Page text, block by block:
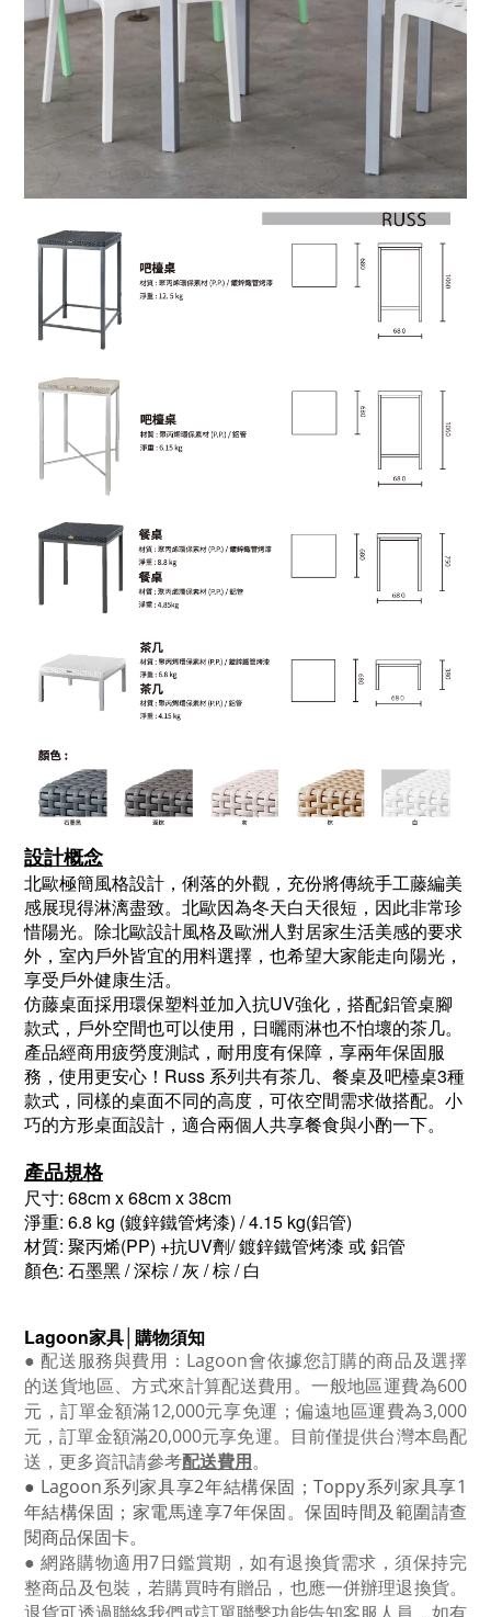
設計概念
北歐極簡風格設計，俐落的外觀，充份將傳統手工藤編美
感展現得淋漓盡致。北歐因為冬天白天很短，因此非常珍
惜陽光。除北歐設計風格及歐洲人對居家生活美感的要求
外，室內戶外皆宜的用料選擇，也希望大家能走向陽光，
享受戶外健康生活。
仿藤桌面採用環保塑料並加入抗UV強化，搭配鋁管桌腳
款式，戶外空間也可以使用，日曬雨淋也不怕壞的茶几。
產品經商用疲勞度測試，耐用度有保障，享兩年保固服
務，使用更安心！Russ 系列共有茶几、餐桌及吧檯桌3種
款式，同樣的桌面不同的高度，可依空間需求做搭配。小
巧的方形桌面設計，適合兩個人共享餐食與小酌一下。
產品規格
尺寸: 68cm x 68cm x 38cm
淨重: 6.8 kg (鍍鋅鐵管烤漆) / 4.15 kg(鋁管)
材質: 聚丙烯(PP) +抗UV劑/ 鍍鋅鐵管烤漆 或 鋁管
顏色: 石墨黑 / 深棕 / 灰 / 棕 / 白
Lagoon家具│購物須知
● 配送服務與費用： Lagoon會依據您訂購的商品及選擇
的送貨地區、方式來計算配送費用。一般地區運費為600
元，訂單金額滿12,000元享免運；偏遠地區運費為3,000
元，訂單金額滿20,000元享免運。目前僅提供台灣本島配
送，更多資訊請參考配送費用。
● Lagoon系列家具享2年結構保固；Toppy系列家具享1
年結構保固；家電馬達享7年保固。保固時間及範圍請查
閱商品保固卡。
● 網路購物適用7日鑑賞期，如有退換貨需求，須保持完
整商品及包裝，若購買時有贈品，也應一併辦理退換貨。